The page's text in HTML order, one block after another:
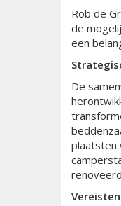
Rob de
de
een
De
plaatsten